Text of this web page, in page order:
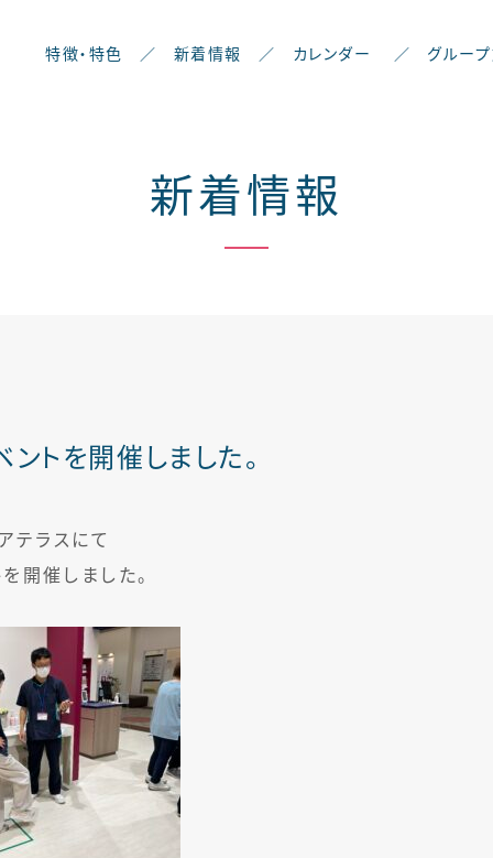
特徴・特色 ／ 新着情報 ／ カレンダー ／ グルー
新着情報
トを開催しました。
テラスにて
開催しました。